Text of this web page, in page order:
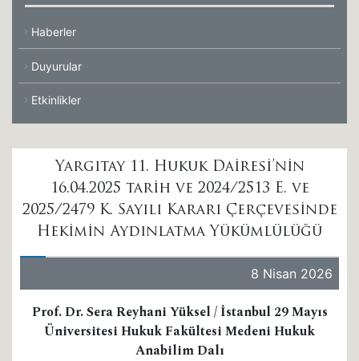
Haberler
Duyurular
Etkinlikler
Yargıtay 11. Hukuk Dairesi’nin
16.04.2025 tarih ve 2024/2513 E. ve
2025/2479 K. Sayılı Kararı Çerçevesinde
Hekimin Aydınlatma Yükümlülüğü
8 Nisan 2026
Prof. Dr. Sera Reyhani Yüksel / İstanbul 29 Mayıs
Üniversitesi Hukuk Fakültesi Medeni Hukuk
Anabilim Dalı